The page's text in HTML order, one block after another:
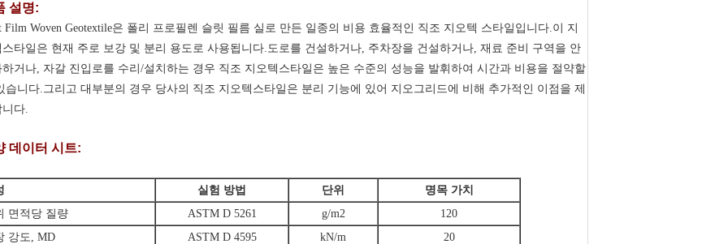
설명:
Film Woven Geotextile은 폴리 프로필렌 슬릿 필름 실로 만든 일종의 비용 효율적인 직조 지오텍 스타일입니다.이 지
스타일은 현재 주로 보강 및 분리 용도로 사용됩니다.도로를 건설하거나, 주차장을 건설하거나, 재료 준비 구역을 안
하거나, 자갈 진입로를 수리/설치하는 경우 직조 지오텍스타일은 높은 수준의 성능을 발휘하여 시간과 비용을 절약할
습니다.그리고 대부분의 경우 당사의 직조 지오텍스타일은 분리 기능에 있어 지오그리드에 비해 추가적인 이점을 제
다.
데이터 시트:
실험 방법 단위
명목 가치
면적당 질량
ASTM D 5261 g/m2
120
강도, MD
ASTM D 4595 kN/m
20